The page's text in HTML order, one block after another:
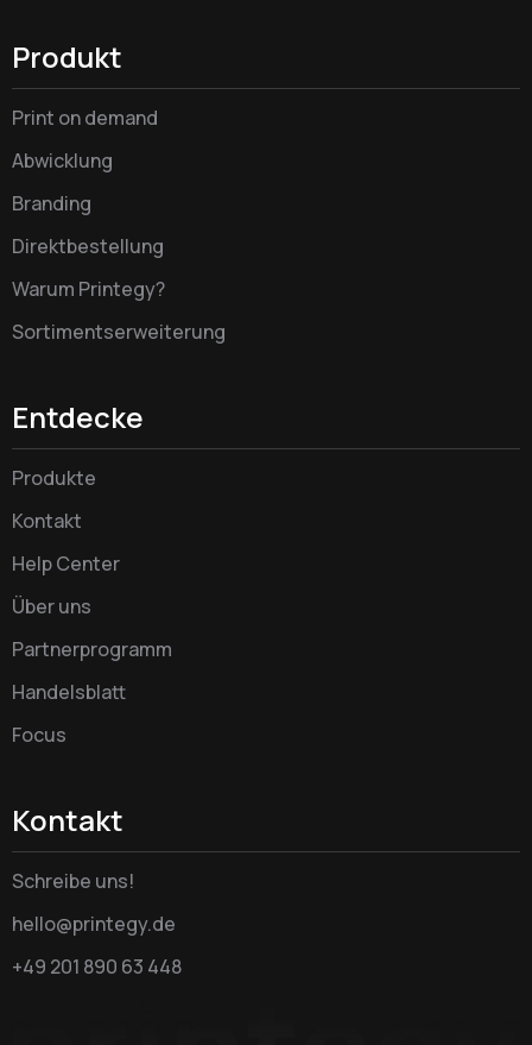
Produkt
Print on demand
Abwicklung
Branding
Direktbestellung
Warum Printegy?
Sortimentserweiterung
Entdecke
Produkte
Kontakt
Help Center
Über uns
Partnerprogramm
Handelsblatt
Focus
Kontakt
Schreibe uns!
hello@printegy.de
+49 201 890 63 448